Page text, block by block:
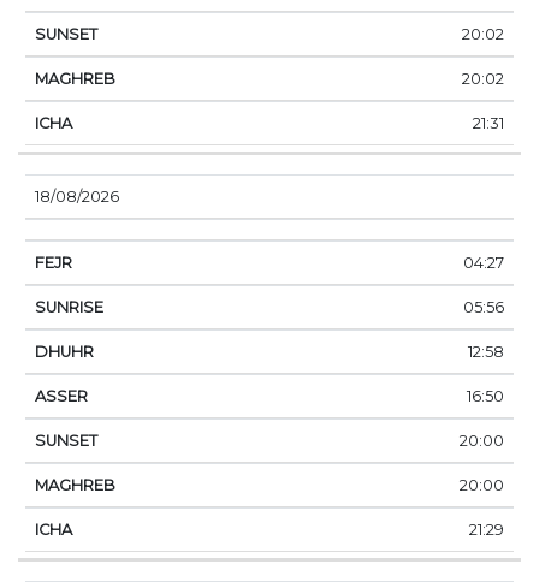
20:02
20:02
21:31
18/08/2026
04:27
05:56
12:58
16:50
20:00
20:00
21:29